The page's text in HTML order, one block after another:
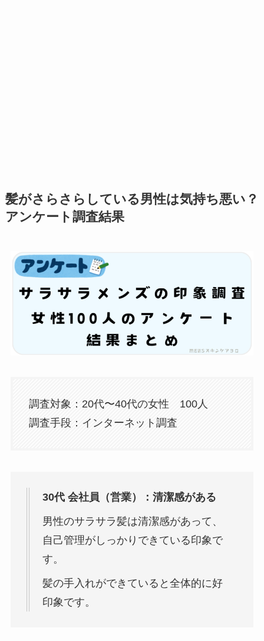
髪がさらさらしている男性は気持ち悪い？
アンケート調査結果
調査対象：20代〜40代の女性 100人
調査手段：インターネット調査
30代 会社員（営業）：清潔感がある
男性のサラサラ髪は清潔感があって、
自己管理がしっかりできている印象で
す。
髪の手入れができていると全体的に好
印象です。